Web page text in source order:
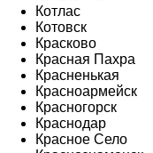
Котлас
Котовск
Красково
Красная Пахра
Красненькая
Красноармейск
Красногорск
Краснодар
Красное Село